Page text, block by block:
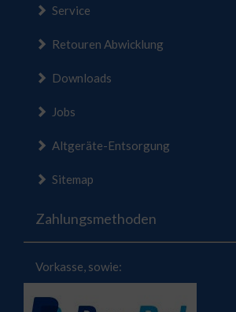
Service
Retouren Abwicklung
Downloads
Jobs
Altgeräte-Entsorgung
Sitemap
Zahlungsmethoden
Vorkasse, sowie: